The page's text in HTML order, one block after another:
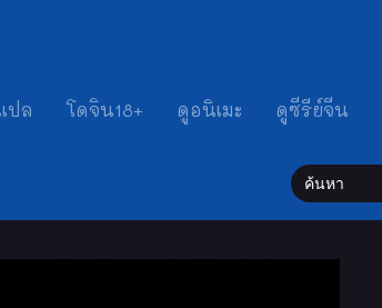
ปล โดจิน18+ ดูอนิเมะ ดูซีรีย์จีน